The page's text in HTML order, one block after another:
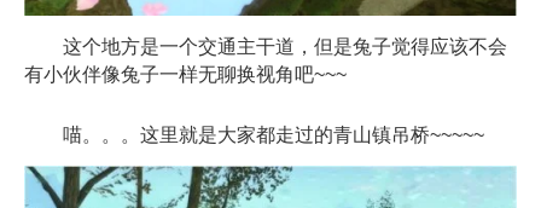
这个地方是一个交通主干道，但是兔子觉得应该不会
有小伙伴像兔子一样无聊换视角吧~~~
喵。。。这里就是大家都走过的青山镇吊桥~~~~~